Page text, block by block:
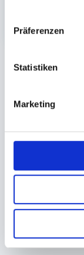
Präferenzen
Statistiken
Marketing